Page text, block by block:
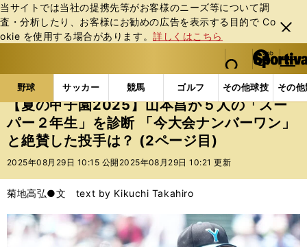
当サイトでは当社の提携先等がお客様のニーズ等について調
査・分析したり、お客様にお勧めの広告を表⽰する⽬的で Co
okie を使⽤する場合があります。詳しくはこちら
閉じ
る
web Sportiva (webスポルティーバ)
検索
マイペ
ー
ジ
メニュ
野球 サッカー 競馬 ゴルフ その他球技 その
b
ス
ポ
ル
テ
ー
バ
野球の記事一覧 高校野球他 【夏の甲子園2025】山
【夏の甲子園2025】山本昌が５人の「スー
パー２年生」を診断 「今大会ナンバーワン」
と絶賛した投手は？ (2ページ目)
2025年08月29日 10:15 公開 2025年08月29日 10:21 更新
菊地高弘●文 text by Kikuchi Takahiro